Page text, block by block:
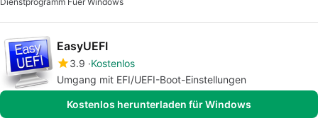
EasyUEFI
3.9 Kostenlos
Umgang mit EFI/UEFI-Boot-Einstellungen
Kostenlos herunterladen für Windows